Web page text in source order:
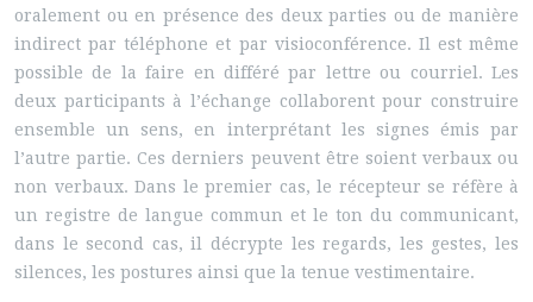
oralement ou en présence des deux parties ou de manière
indirect par téléphone et par visioconférence. Il est même
possible de la faire en différé par lettre ou courriel. Les
deux participants à l’échange collaborent pour construire
ensemble un sens, en interprétant les signes émis par
l’autre partie. Ces derniers peuvent être soient verbaux ou
non verbaux. Dans le premier cas, le récepteur se réfère à
un registre de langue commun et le ton du communicant,
dans le second cas, il décrypte les regards, les gestes, les
silences, les postures ainsi que la tenue vestimentaire.